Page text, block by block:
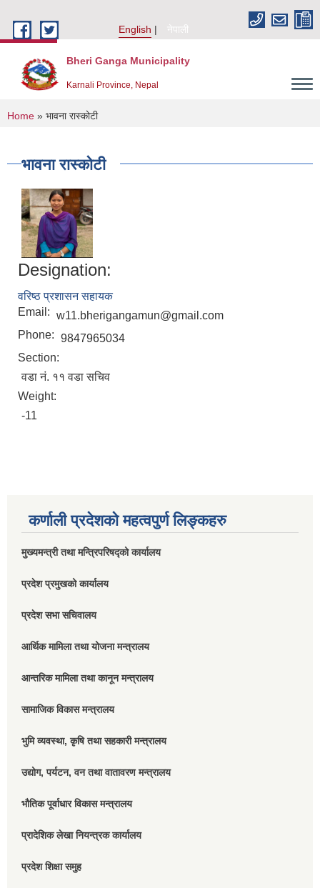
English
नेपाली
Bheri Ganga Municipality
Karnali Province, Nepal
You are here
Home » भावना रास्कोटी
भावना रास्कोटी
Designation:
वरिष्ठ प्रशासन सहायक
Email: w11.bherigangamun@gmail.com
Phone: 9847965034
Section:
वडा नं. ११ वडा सचिव
Weight:
-11
कर्णाली प्रदेशको महत्वपुर्ण लिङ्कहरु
मुख्यमन्त्री तथा मन्त्रिपरिषद्को कार्यालय
प्रदेश प्रमुखको कार्यालय
प्रदेश सभा सचिवालय
आर्थिक मामिला तथा योजना मन्त्रालय
आन्तरिक मामिला तथा कानून मन्त्रालय
सामाजिक विकास मन्त्रालय
भुमि व्यवस्था, कृषि तथा सहकारी मन्त्रालय
उद्योग, पर्यटन, वन तथा वातावरण मन्त्रालय
भौतिक पूर्वाधार विकास मन्त्रालय
प्रादेशिक लेखा नियन्त्रक कार्यालय
प्रदेश शिक्षा समुह